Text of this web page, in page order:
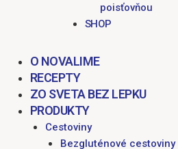
poisťovňou
SHOP
O NOVALIME
RECEPTY
ZO SVETA BEZ LEPKU
PRODUKTY
Cestoviny
Bezgluténové cestoviny